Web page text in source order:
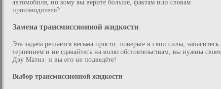
автомобиля, но кому вы верите больше, фактам или словам
производителя?
Замена трансмиссионной жидкости
Эта задача решается весьма просто: поверьте в свои силы, запаситесь
терпением и не сдавайтесь на волю обстоятельствам, вы нужны
Дэу Матиз. и вы его не подведёте!
Выбор трансмиссионной жидкости